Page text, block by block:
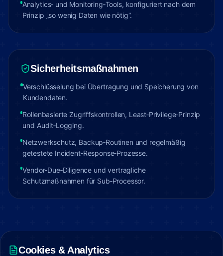
Analytics‑ und Monitoring‑Tools, konfiguriert nach dem
Prinzip „so wenig Daten wie nötig“.
Sicherheitsmaßnahmen
Verschlüsselung bei Übertragung und Speicherung von
Kundendaten.
Rollenbasierte Zugriffskontrollen, Least‑Privilege‑Prinzip
und Audit‑Logging.
Netzwerkschutz, Backup‑Routinen und regelmäßig
getestete Incident‑Response‑Prozesse.
Vendor‑Due‑Diligence und vertragliche
Schutzmaßnahmen für Sub‑Processor.
Cookies & Analytics